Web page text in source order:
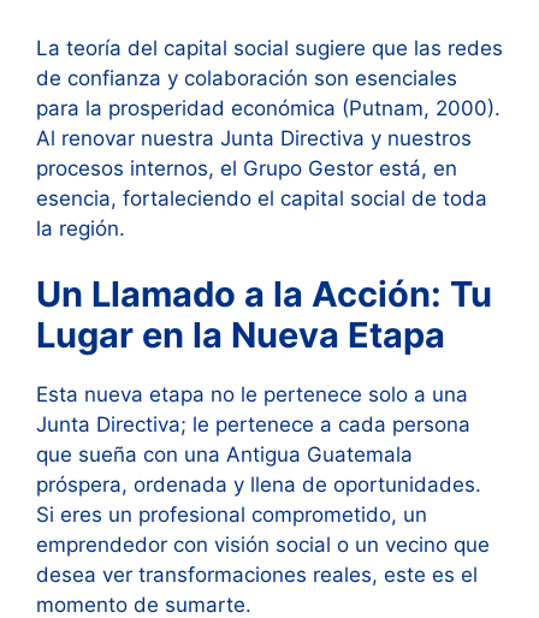
La teoría del capital social sugiere que las redes
de confianza y colaboración son esenciales
para la prosperidad económica (Putnam, 2000).
Al renovar nuestra Junta Directiva y nuestros
procesos internos, el Grupo Gestor está, en
esencia, fortaleciendo el capital social de toda
la región.
Un Llamado a la Acción: Tu
Lugar en la Nueva Etapa
Esta nueva etapa no le pertenece solo a una
Junta Directiva; le pertenece a cada persona
que sueña con una Antigua Guatemala
próspera, ordenada y llena de oportunidades.
Si eres un profesional comprometido, un
emprendedor con visión social o un vecino que
desea ver transformaciones reales, este es el
momento de sumarte.